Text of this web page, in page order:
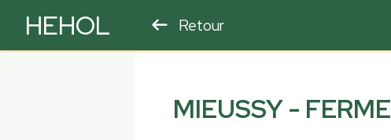
HEHOL Retour
MIEUSSY - FERME